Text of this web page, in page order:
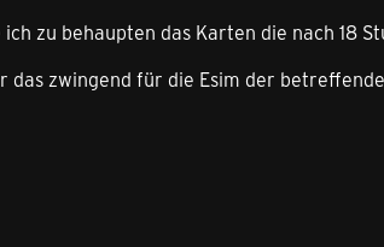
ich zu behaupten das Karten die nach 18
das zwingend für die Esim der